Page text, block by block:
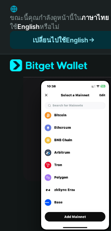
English
日本語
Tiếng Việt
Español (Latinoamérica)
Türkçe
Italiano
Português (Portugal)
Bahasa Indonesia
Português (Brasil)
Español (Argentina)
ขณะนี้คุณกำลังดูหน้านี้ในภาษาไทย
ใช้Englishหรือไม่
เปลี่ยนไปใช้English